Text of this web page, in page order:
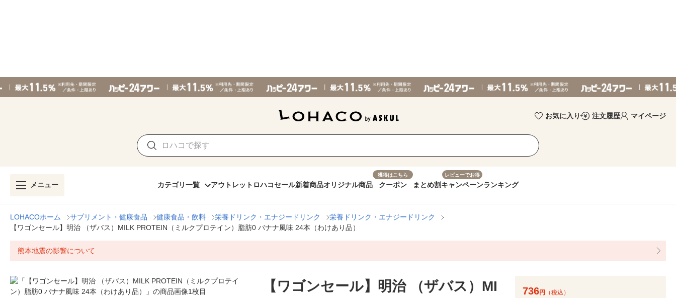
お気に入り 注文履歴 マイページ
メニュー カテゴリ一覧 アウトレット ロハコセール新着商品オリジナル商品
獲得はこちら
クーポン まとめ割
レビューでお得
キャンペーンランキング
LOHACOホーム サプリメント・健康食品 健康食品・飲料 栄養ドリンク・エナジードリンク
栄養ドリンク・エナジードリンク
【ワゴンセール】明治 （ザバス）MILK PROTEIN（ミルクプロテイン）脂肪0 バナナ風味 24本（わけあり品）
熊本地震の影響について
【ワゴンセール】明治 （ザバス）MI
736円
（税込）